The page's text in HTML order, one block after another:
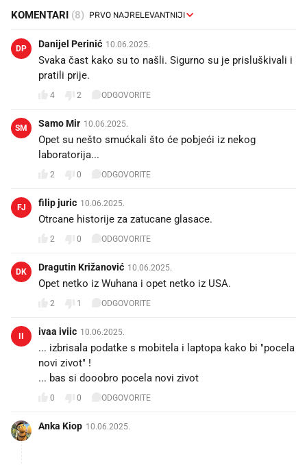
KOMENTARI (8)
DP Danijel Perinić 10.06.2025.
Svaka čast kako su to našli. Sigurno su je prisluškivali i
pratili prije.
4 2 ODGOVORITE
SM Samo Mir 10.06.2025.
Opet su nešto smućkali što će pobjeći iz nekog
laboratorija...
2 0 ODGOVORITE
FJ filip juric 10.06.2025.
Otrcane historije za zatucane glasace.
2 0 ODGOVORITE
DK Dragutin Križanović 10.06.2025.
Opet netko iz Wuhana i opet netko iz USA.
2 1 ODGOVORITE
II ivaa iviic 10.06.2025.
... izbrisala podatke s mobitela i laptopa kako bi "pocela
novi zivot" !
... bas si dooobro pocela novi zivot 🙃
0 0 ODGOVORITE
Anka Kiop 10.06.2025.